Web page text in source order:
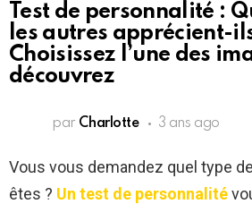
Test de personnalité :
les autres apprécient-
Choisissez l’une des
découvrez
par Charlotte 3 ans ago
Vous vous demandez quel type
êtes ? Un test de personnalité